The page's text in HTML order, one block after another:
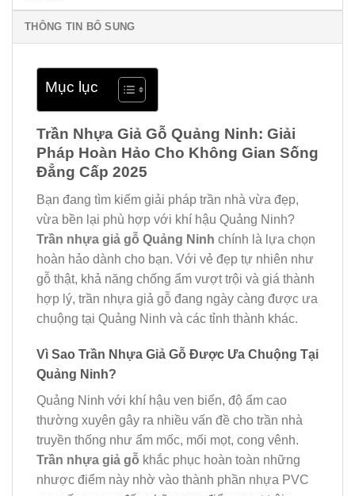
THÔNG TIN BỔ SUNG
Mục lục
Trần Nhựa Giả Gỗ Quảng Ninh: Giải
Pháp Hoàn Hảo Cho Không Gian Sống
Đẳng Cấp 2025
Bạn đang tìm kiếm giải pháp trần nhà vừa đẹp,
vừa bền lại phù hợp với khí hậu Quảng Ninh?
Trần nhựa giả gỗ Quảng Ninh chính là lựa chọn
hoàn hảo dành cho bạn. Với vẻ đẹp tự nhiên như
gỗ thật, khả năng chống ẩm vượt trội và giá thành
hợp lý, trần nhựa giả gỗ đang ngày càng được ưa
chuộng tại Quảng Ninh và các tỉnh thành khác.
Vì Sao Trần Nhựa Giả Gỗ Được Ưa Chuộng Tại
Quảng Ninh?
Quảng Ninh với khí hậu ven biển, độ ẩm cao
thường xuyên gây ra nhiều vấn đề cho trần nhà
truyền thống như ẩm mốc, mối mọt, cong vênh.
Trần nhựa giả gỗ khắc phục hoàn toàn những
nhược điểm này nhờ vào thành phần nhựa PVC